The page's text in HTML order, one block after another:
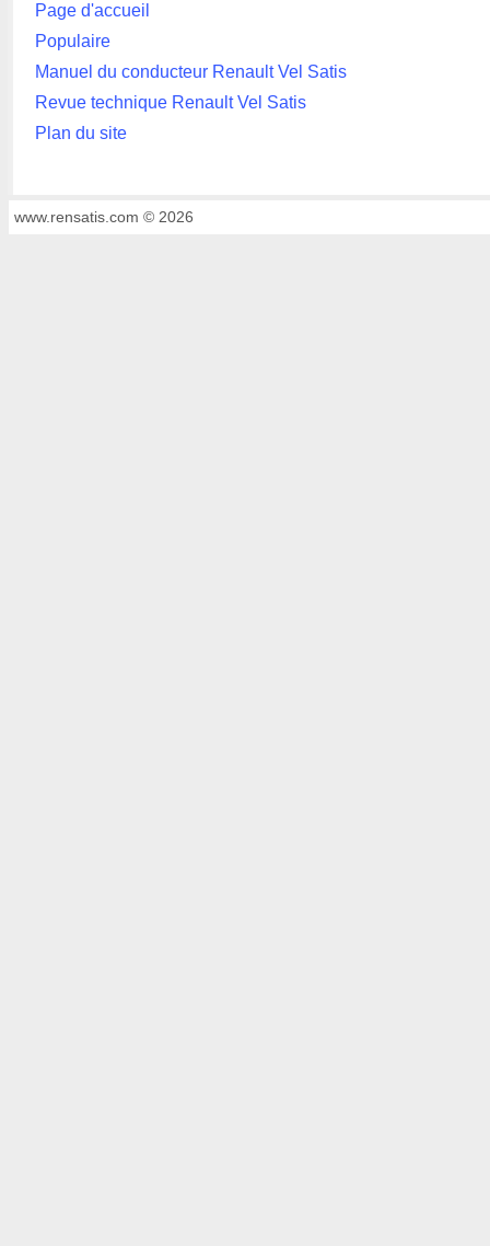
Page d'accueil
Populaire
Manuel du conducteur Renault Vel Satis
Revue technique Renault Vel Satis
Plan du site
www.rensatis.com © 2026